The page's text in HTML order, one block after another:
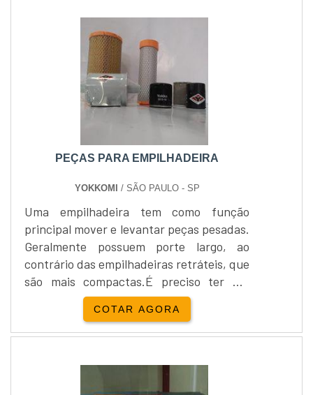
começaram a apresentar adaptações
para melhor atender o
usuário.Características da empilhadeira
elétricaEste é o modelo de empil....
PEÇAS PARA EMPILHADEIRA
YOKKOMI / SÃO PAULO - SP
Uma empilhadeira tem como função
principal mover e levantar peças pesadas.
Geralmente possuem porte largo, ao
contrário das empilhadeiras retráteis, que
são mais compactas.É preciso ter um
operário responsável pelo direcionamento
da máquina para execução de tal tarefa.
Um produto de extrema qualidade,
terreno em todo o Brasil, estando
presentes atualmente em muitas
COTAR AGORA